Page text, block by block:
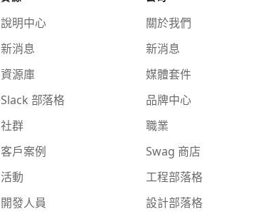
說明中心
新消息
資源庫
Slack 部落格
社群
客戶案例
活動
開發人員
關於我們
新消息
媒體套件
品牌中心
職業
Swag 商店
工程部落格
設計部落格